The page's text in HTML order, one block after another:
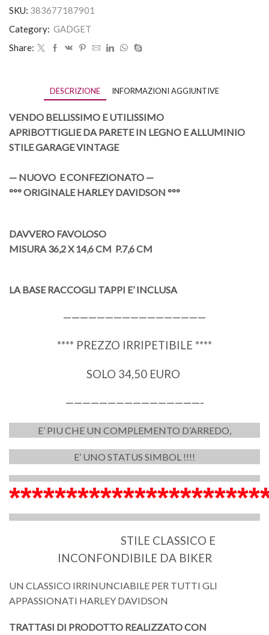
SKU: 383677187901
Category: GADGET
Share:
DESCRIZIONE INFORMAZIONI AGGIUNTIVE
VENDO BELLISSIMO E UTILISSIMO
APRIBOTTIGLIE DA PARETEIN LEGNO E ALLUMINIO
STILE GARAGE VINTAGE
— NUOVO E CONFEZIONATO —
°°° ORIGINALE HARLEY DAVIDSON °°°
DAVVERO FAVOLOSO
MISURA 36,2 X 14,6 CM P.7,6 CM
LA BASE RACCOGLI TAPPI E’ INCLUSA
—————————————————
**** PREZZO IRRIPETIBILE ****
SOLO 34,50 EURO
————————————————-
E’ PIU CHE UN COMPLEMENTO D’ARREDO,
E’ UNO STATUS SIMBOL !!!!
STILE CLASSICO E
INCONFONDIBILE DA BIKER
UN CLASSICO IRRINUNCIABILE PER TUTTI GLI
APPASSIONATI HARLEY DAVIDSON
TRATTASI DI PRODOTTO REALIZZATO CON